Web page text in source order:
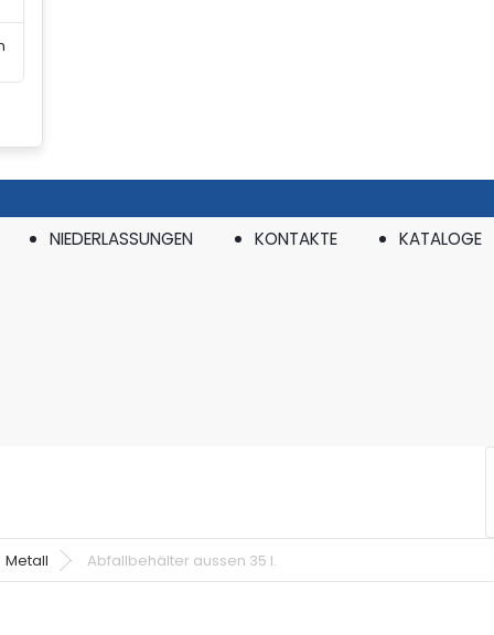
NIEDERLASSUNGEN KONTAKTE KATALOGE
Metall Abfallbehälter aussen 35 l.